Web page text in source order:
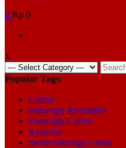
0 Rp 0
x
Search
for:
Popular Tags:
Canon
Fotocopy Rekondisi
Fotocopy Canon
Kyocera
mesin fotocopy canon